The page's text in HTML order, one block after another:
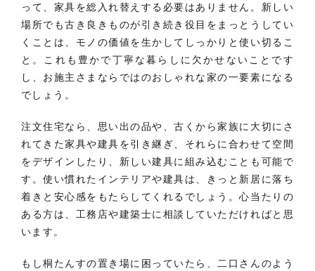
って、家具を総入れ替えする必要はありません。新しい
場所でも古き良きものが引き続き役目をまっとうしてい
くことは、モノの価値を生かしてしっかりと使い切るこ
と。これも豊かで丁寧な暮らしに欠かせないことです
し、お施主さまならではのおしゃれな家の一要素になる
でしょう。
注文住宅なら、思い出の品や、古くから家族に大切にさ
れてきた家具や建具を引き継ぎ、それらに合わせて空間
をデザインしたり、新しい建具に組み込むことも可能で
す。使い慣れたインテリアや建具は、きっと新居に落ち
着きと安心感をもたらしてくれるでしょう。心当たりの
ある方は、工務店や建築士に相談していただければと思
います。
もし桐たんすの置き場に困っていたら、二口さんのよう